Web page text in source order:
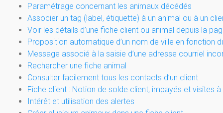
Paramétrage concernant les animaux décédés
Associer un tag (label, étiquette) à un animal ou à un
Voir les détails d’une fiche client ou animal depuis la
Proposition automatique d’un nom de ville en fonction
Message associé à la saisie d’une adresse courriel
Rechercher une fiche animal
Consulter facilement tous les contacts d’un client
Fiche client : Notion de solde client, impayés et visites
Intérêt et utilisation des alertes